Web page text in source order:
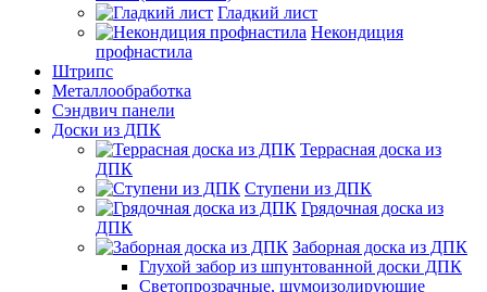
Гладкий лист
Некондиция
профнастила
Штрипс
Металлообработка
Сэндвич панели
Доски из ДПК
Террасная доска из
ДПК
Ступени из ДПК
Грядочная доска из
ДПК
Заборная доска из ДПК
Глухой забор из шпунтованной доски ДПК
Светопрозрачные, шумоизолирующие